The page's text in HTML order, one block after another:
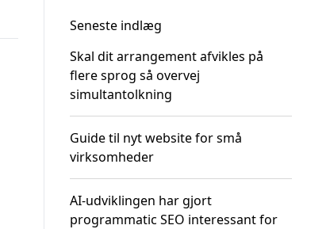
Seneste indlæg
Skal dit arrangement afvikles på
flere sprog så overvej
simultantolkning
Guide til nyt website for små
virksomheder
AI-udviklingen har gjort
programmatic SEO interessant for